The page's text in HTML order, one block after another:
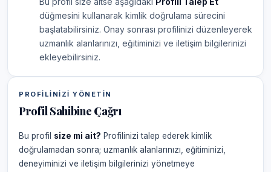
düğmesini kullanarak kimlik doğrulama sürecini
başlatabilirsiniz. Onay sonrası profilinizi düzenleyerek
uzmanlık alanlarınızı, eğitiminizi ve iletişim bilgilerinizi
ekleyebilirsiniz.
PROFILINIZI YÖNETIN
Profil Sahibine Çağrı
Bu profil size mi ait? Profilinizi talep ederek kimlik
doğrulamadan sonra; uzmanlık alanlarınızı, eğitiminizi,
deneyiminizi ve iletişim bilgilerinizi yönetmeye